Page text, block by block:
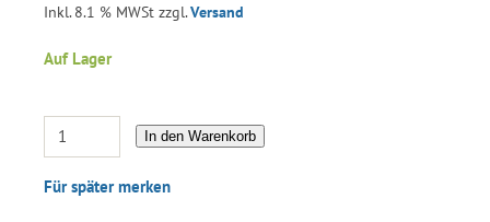
Inkl. 8.1 % MWSt zzgl.Versand
Auf Lager
In den Warenkorb
Für später merken